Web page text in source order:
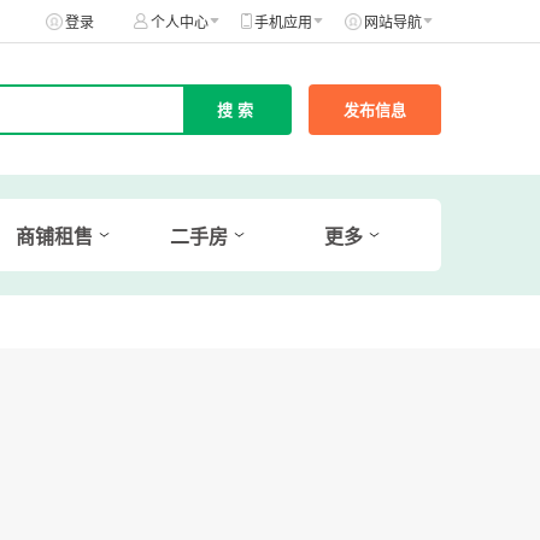
登录 个人中心 手机应用 网站导航
发布信息
商铺租售 二手房 更多